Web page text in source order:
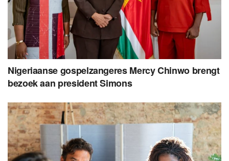
Nigeriaanse gospelzangeres Mercy Chinwo brengt
bezoek aan president Simons